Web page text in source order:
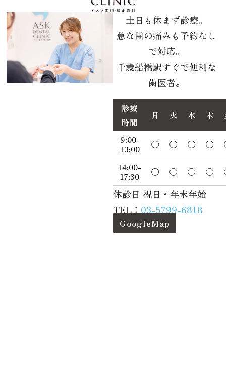
土日も休まず診療。
急な歯の痛みも予約なし
で対応。
千歳船橋駅すぐで便利な
歯医者。
診療
時間
月 火 水 木
9:00-
13:00
◯ ◯ ◯ ◯
14:00-
17:30
◯ ◯ ◯ ◯
休診日 祝日・年末年始
TEL：03-5799-6818
GoogleMap